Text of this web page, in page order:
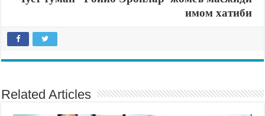
имом хатиби
Related Articles